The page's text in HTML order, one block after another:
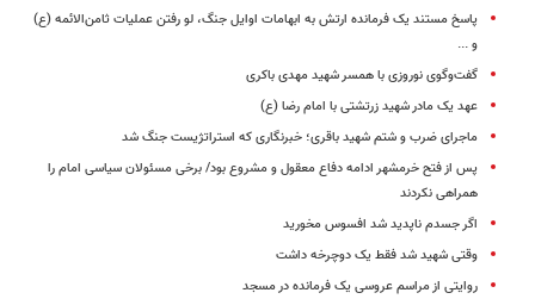
پاسخ مستند یک فرمانده ارتش به ابهامات اوایل جنگ، لو رفتن عملیات ثامن‌الائمه (ع)
و ...
گفت‌وگوی نوروزی با همسر شهید مهدی باکری
عهد یک مادر شهید زرتشتی با امام رضا (ع)
ماجرای ضرب و شتم شهید باقری؛ خبرنگاری که استراتژیست جنگ شد
پس از فتح خرمشهر ادامه دفاع معقول و مشروع بود/ برخی مسئولان سیاسی امام را
همراهی نکردند
اگر جسدم ناپدید شد افسوس مخورید
وقتی شهید شد فقط یک دوچرخه داشت
روایتی از مراسم عروسی یک فرمانده در مسجد